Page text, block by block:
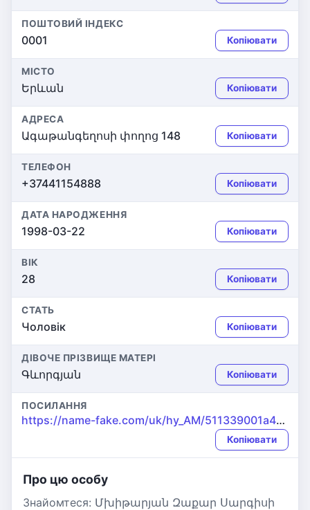
ПОШТОВИЙ ІНДЕКС
0001 Копіювати
МІСТО
Երևան Копіювати
АДРЕСА
Ագաթանգեղոսի փողոց 148 Копіювати
ТЕЛЕФОН
+37441154888 Копіювати
ДАТА НАРОДЖЕННЯ
1998-03-22 Копіювати
ВІК
28 Копіювати
СТАТЬ
Чоловік Копіювати
ДІВОЧЕ ПРІЗВИЩЕ МАТЕРІ
Գևորգյան Копіювати
ПОСИЛАННЯ
https://name-fake.com/uk/hy_AM/511339001a44d1b0bda402ed14fd05a3
Копіювати
Про цю особу
Знайомтеся: Մխիթարյան Զաքար Սարգիսի